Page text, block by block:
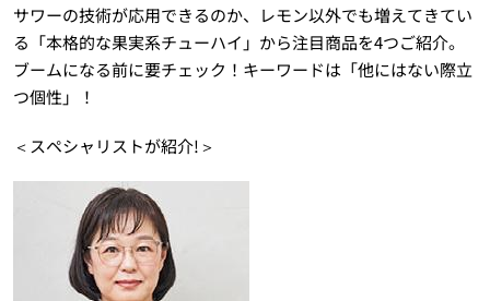
サワーの技術が応用できるのか、レモン以外でも増えてきてい
る「本格的な果実系チューハイ」から注目商品を4つご紹介。
ブームになる前に要チェック！キーワードは「他にはない際立
つ個性」！
＜スペシャリストが紹介!＞